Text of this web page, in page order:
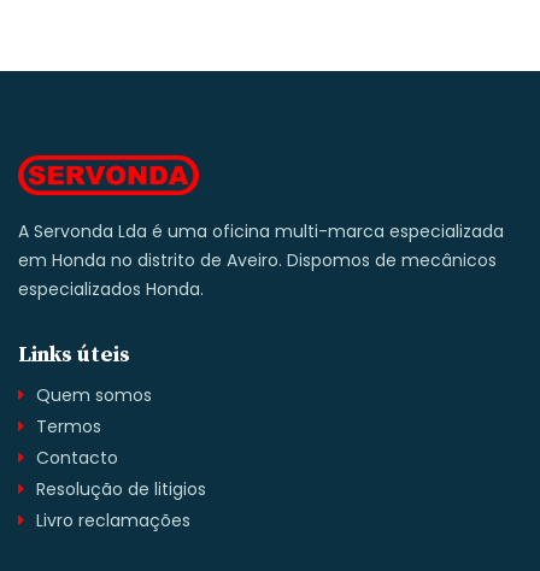
A Servonda Lda é uma oficina multi-marca especializada
em Honda no distrito de Aveiro. Dispomos de mecânicos
especializados Honda.
Links úteis
Quem somos
Termos
Contacto
Resolução de litigios
Livro reclamações